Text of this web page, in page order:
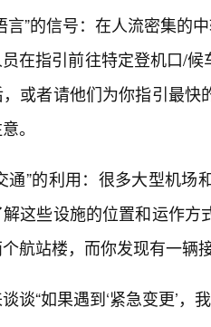
言”的信号：在人流密集的
在指引前往特定登机口/
或者请他们为你指引最
。
通”的利用：很多大型机
这些设施的位置和运作
航站楼，而你发现有一辆
谈“如果遇到‘紧急变更’，